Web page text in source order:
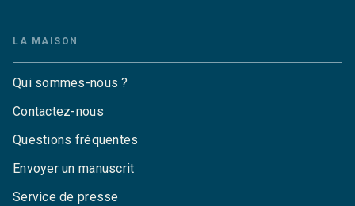
LA MAISON
Qui sommes-nous ?
Contactez-nous
Questions fréquentes
Envoyer un manuscrit
Service de presse